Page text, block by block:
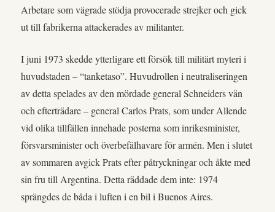
Arbetare som vägrade stödja provocerade strejker och gick
ut till fabrikerna attackerades av militanter.
I juni 1973 skedde ytterligare ett försök till militärt myteri i
huvudstaden – “tanketaso”. Huvudrollen i neutraliseringen
av detta spelades av den mördade general Schneiders vän
och efterträdare – general Carlos Prats, som under Allende
vid olika tillfällen innehade posterna som inrikesminister,
försvarsminister och överbefälhavare för armén. Men i slutet
av sommaren avgick Prats efter påtryckningar och åkte med
sin fru till Argentina. Detta räddade dem inte: 1974
sprängdes de båda i luften i en bil i Buenos Aires.